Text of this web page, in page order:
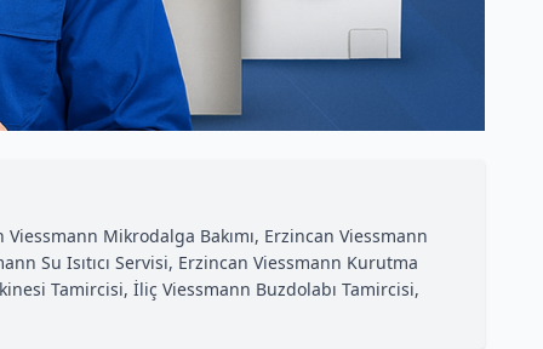
Mikrodalga Bakımı, Erzincan Viessmann
Su Isıtıcı Servisi, Erzincan Viessmann Kurutma
Tamircisi, İliç Viessmann Buzdolabı Tamircisi,